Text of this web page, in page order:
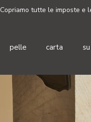
Copriamo tutte le imposte e
pelle carta